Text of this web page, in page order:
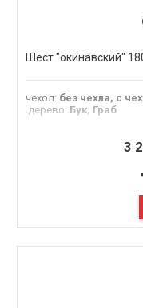
Шест "окинавский"
чехол: без чехла, с
.дерево: Бук, Граб
3